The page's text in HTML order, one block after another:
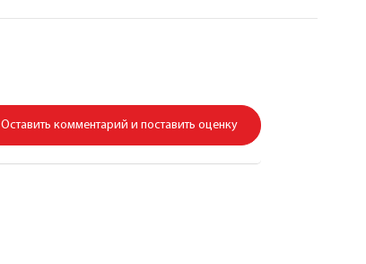
Оставить комментарий и поставить оценку